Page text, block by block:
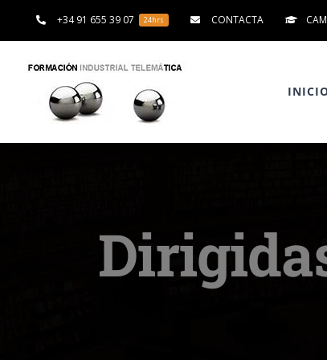
+34 91 655 39 07 24hrs CONTACTA